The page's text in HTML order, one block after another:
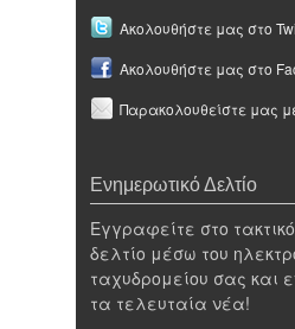
Ακολουθήστε μας στο
Ακολουθήστε μας στο
Παρακολουθείστε μας
Ενημερωτικό Δελτίο
Εγγραφείτε στο
δελτίο μέσω του
ταχυδρομείου σας και
τα τελευταία νέα!